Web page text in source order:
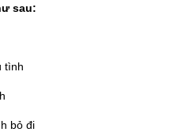
sau:
tình
bỏ đi